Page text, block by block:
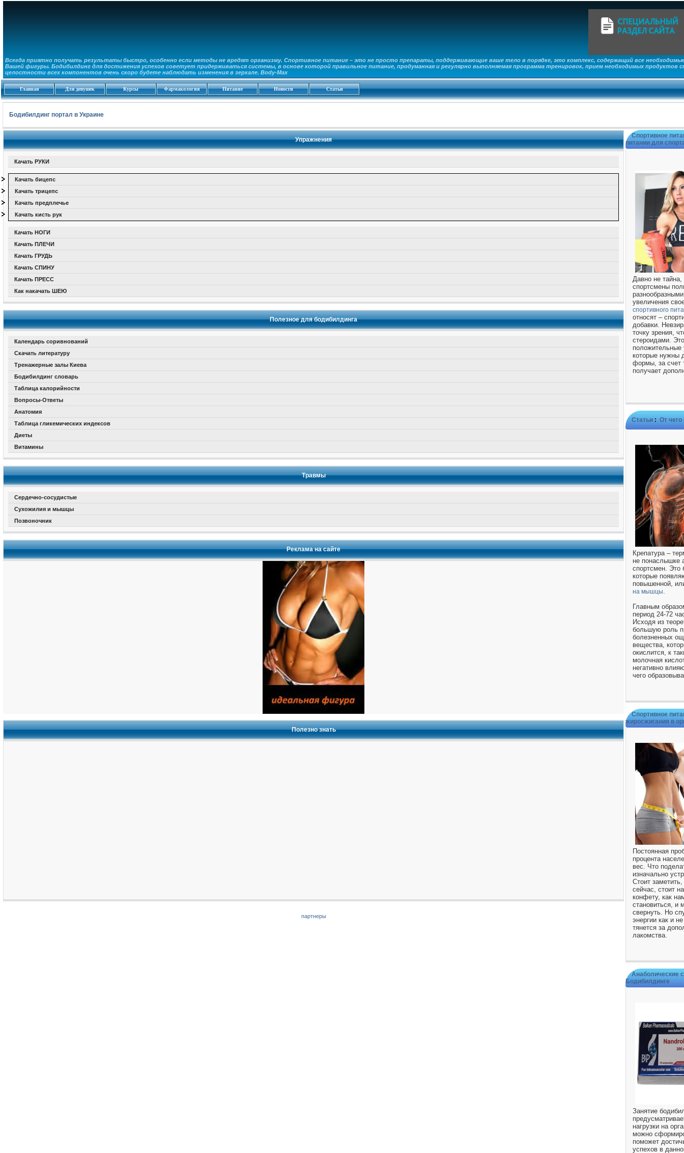
Всегда приятно получать результаты быстро, особенно если методы не вредят организму. Спортивное питание – это не просто препараты, поддерживающие ваше тело в порядке, это комплекс, содержащий все
Вашей фигуры. Бодибилдинг для достижения успехов советует придерживаться системы, в основе которой правильное питание, продуманная и регулярно выполняемая программа тренировок, прием необходимых
целостности всех компонентов очень скоро будете наблюдать изменения в зеркале. Body-Max
Главная Для девушек Курсы Фармакология Питание Новости Статьи
Бодибилдинг портал в Украине
Упражнения
Качать РУКИ
Качать бицепс
Качать трицепс
Качать предплечье
Качать кисть рук
Качать НОГИ
Качать ПЛЕЧИ
Качать ГРУДЬ
Качать СПИНУ
Качать ПРЕСС
Как накачать ШЕЮ
Полезное для бодибилдинга
Календарь соривнований
Скачать литературу
Тренажерные залы Киева
Бодибилдинг словарь
Таблица калорийности
Вопросы-Ответы
Анатомия
Таблица гликемических индексов
Диеты
Витамины
Травмы
Сердечно-сосудистые
Сухожилия и мышцы
Позвоночник
Реклама на сайте
Полезно знать
партнеры
Спортивное
питании для
Давно не тайна,
спортсмены
увеличения
спортивного
относят –
добавки.
точку зрения,
стероидами.
положительные
которые нужны
формы, за счет
получает
Статьи : От чего
Крепатура –
не понаслышке
спортсмен.
которые
повышенной,
на мышцы.
Главным
период 24-72
Исходя из
большую роль
болезненных
вещества,
окислится, к
молочная
негативно
чего
Спортивное
жиросжигания в
Постоянная
процента
вес. Что
изначально
Стоит
сейчас, стоит
конфету, как
становиться, и
свернуть. Но
энергии как и
тянется за
лакомства.
Анаболические
Бодибилдинге
Занятие
нагрузки на
можно
поможет
успехов в